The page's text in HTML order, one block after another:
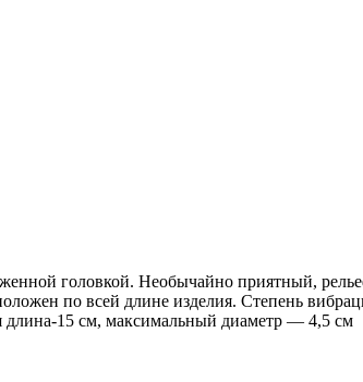
головкой. Необычайно приятный,
по всей длине изделия. Степень
длина-15 см, максимальный диаметр — 4,5 см